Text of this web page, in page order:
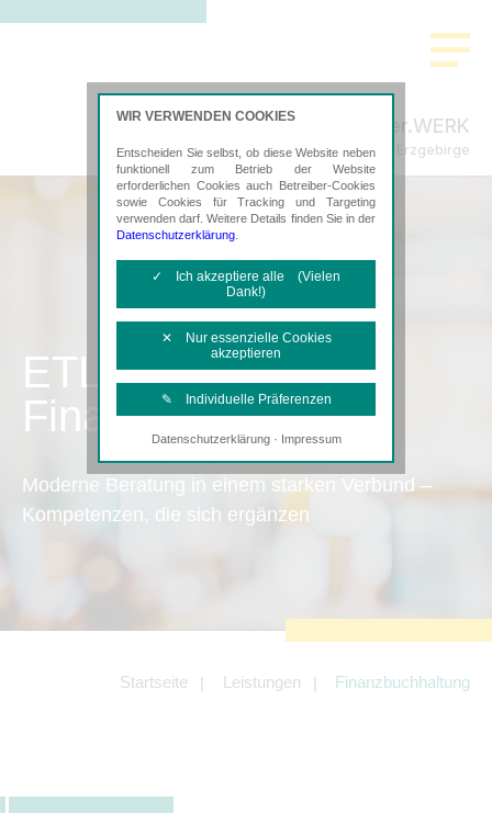
Steuer.WERK
Steuerberatung im Erzgebirge
ETL
Finanzbuchhaltung
Moderne Beratung in einem starken Verbund –
Kompetenzen, die sich ergänzen
Startseite Leistungen Finanzbuchhaltung
WIR VERWENDEN COOKIES
Entscheiden Sie selbst, ob diese Website neben
funktionell zum Betrieb der Website
erforderlichen Cookies auch Betreiber-Cookies
sowie Cookies für Tracking und Targeting
verwenden darf. Weitere Details finden Sie in der
Datenschutzerklärung
✓ Ich akzeptiere alle (Vielen
Dank!)
✕ Nur essenzielle Cookies
akzeptieren
✎ Individuelle Präferenzen
Notwendige Cookies
Diese Cookies sind erforderlich, um die
grundlegende Funktionalität der Website
zu sichern.
Tracking- und Targeting-Cookies
Angebotes einschließlich der
Angeboten von z.B. Facebook und
LinkedIn.
können.
Datenschutzerklärung· Impressum